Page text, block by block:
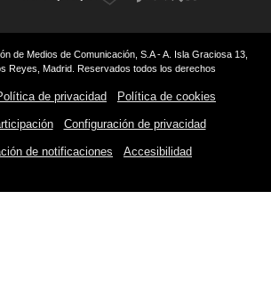
de Medios de Comunicación, S.A - A. Isla Graciosa 13,
Reyes, Madrid. Reservados todos los derechos
de privacidad Política de cookies
Configuración de privacidad
de notificaciones Accesibilidad